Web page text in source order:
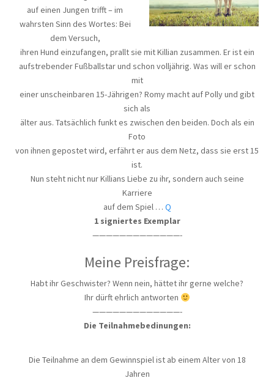
auf einen Jungen trifft – im
wahrsten Sinn des Wortes: Bei
dem Versuch,
ihren Hund einzufangen, prallt sie mit Killian zusammen. Er ist ein
aufstrebender Fußballstar und schon volljährig. Was will er schon
mit
einer unscheinbaren 15-Jährigen? Romy macht auf Polly und gibt
sich als
älter aus. Tatsächlich funkt es zwischen den beiden. Doch als ein
Foto
von ihnen gepostet wird, erfährt er aus dem Netz, dass sie erst 15
ist.
Nun steht nicht nur Killians Liebe zu ihr, sondern auch seine
Karriere
auf dem Spiel … Q
1 signiertes Exemplar
—————————————-
Meine Preisfrage:
Habt ihr Geschwister? Wenn nein, hättet ihr gerne welche?
Ihr dürft ehrlich antworten
—————————————-
Die Teilnahmebedinungen:
Die Teilnahme an dem Gewinnspiel ist ab einem Alter von 18
Jahren